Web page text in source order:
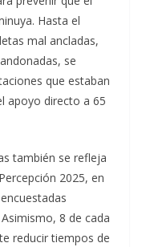
Hasta el
mal ancladas,
se
que estaban
apoyo directo a 65
también se refleja
2025, en
8 de cada
reducir tiempos de